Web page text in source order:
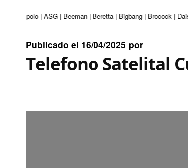
| Apolo | ASG | Beeman | Beretta | Bigbang | Brocock |
Publicado el 16/04/2025 por
Telefono Satelital